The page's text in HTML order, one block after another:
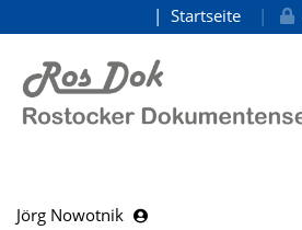
zum Inhalt
Startseite
Jörg Nowotnik